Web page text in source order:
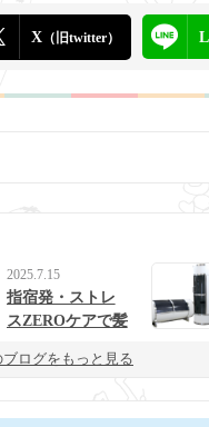
X （旧twitter）
2025.7.15
指宿発・ストレ
スZEROケアで髪
uの新提案
ログをもっと見る